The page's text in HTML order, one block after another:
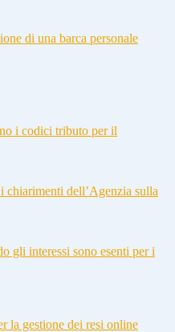
di una barca personale
i codici tributo per il
dell’Agenzia sulla
gli interessi sono esenti per i
la gestione dei resi online